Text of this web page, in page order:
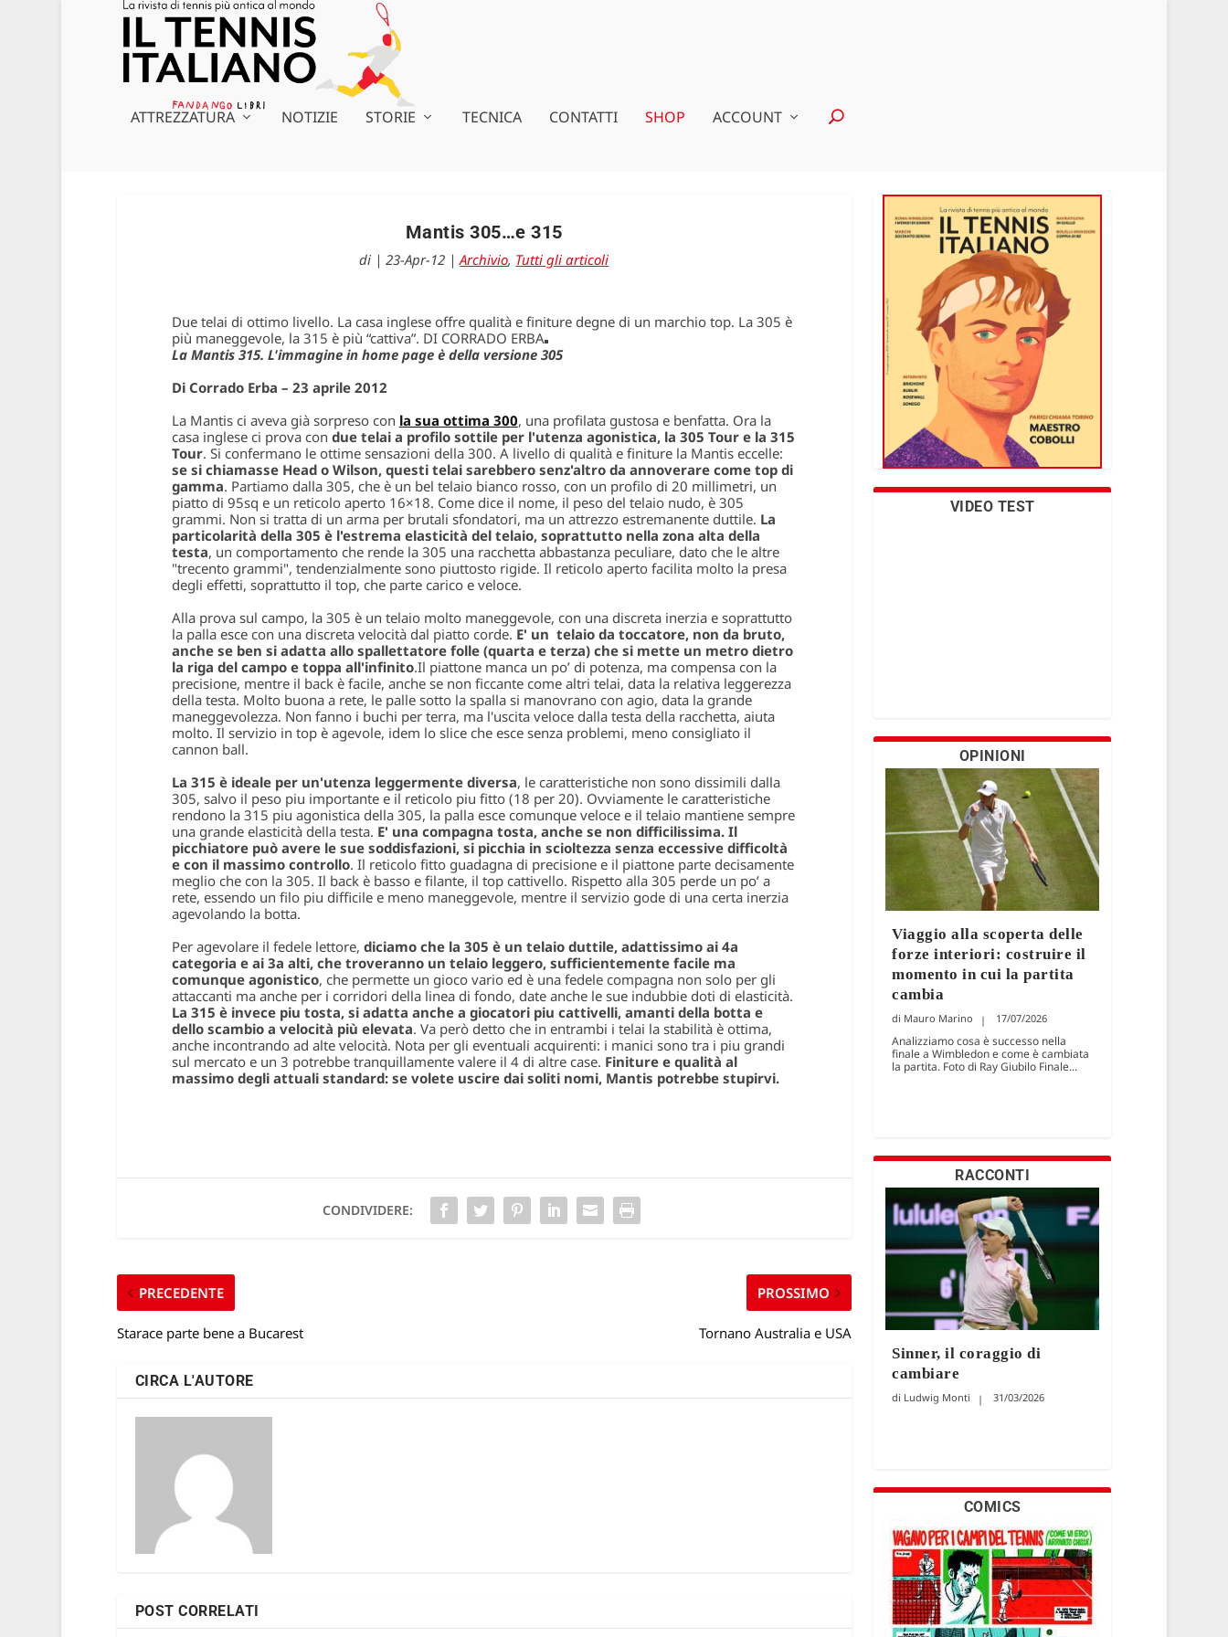
ATTREZZATURA NOTIZIE STORIE TECNICA CONTATTI SHOP ACCOUNT
Mantis 305…e 315
di |23-Apr-12 |Archivio, Tutti gli articoli
Due telai di ottimo livello. La casa inglese offre qualità e finiture degne di un marchio top. La 305 è
più maneggevole, la 315 è più “cattiva”. DI CORRADO ERBA
La Mantis 315. L'immagine in home page è della versione 305
Di Corrado Erba – 23 aprile 2012
La Mantis ci aveva già sorpreso con la sua ottima 300, una profilata gustosa e benfatta. Ora la
casa inglese ci prova con due telai a profilo sottile per l'utenza agonistica, la 305 Tour e la 315
Tour. Si confermano le ottime sensazioni della 300. A livello di qualità e finiture la Mantis eccelle:
se si chiamasse Head o Wilson, questi telai sarebbero senz'altro da annoverare come top di
gamma. Partiamo dalla 305, che è un bel telaio bianco rosso, con un profilo di 20 millimetri, un
piatto di 95sq e un reticolo aperto 16×18. Come dice il nome, il peso del telaio nudo, è 305
grammi. Non si tratta di un arma per brutali sfondatori, ma un attrezzo estremanente duttile. La
particolarità della 305 è l'estrema elasticità del telaio, soprattutto nella zona alta della
testa, un comportamento che rende la 305 una racchetta abbastanza peculiare, dato che le altre
"trecento grammi", tendenzialmente sono piuttosto rigide. Il reticolo aperto facilita molto la presa
degli effetti, soprattutto il top, che parte carico e veloce.
Alla prova sul campo, la 305 è un telaio molto maneggevole, con una discreta inerzia e soprattutto
la palla esce con una discreta velocità dal piatto corde. E' un telaio da toccatore, non da bruto,
anche se ben si adatta allo spallettatore folle (quarta e terza) che si mette un metro dietro
la riga del campo e toppa all'infinito.Il piattone manca un po’ di potenza, ma compensa con la
precisione, mentre il back è facile, anche se non ficcante come altri telai, data la relativa leggerezza
della testa. Molto buona a rete, le palle sotto la spalla si manovrano con agio, data la grande
maneggevolezza. Non fanno i buchi per terra, ma l'uscita veloce dalla testa della racchetta, aiuta
molto. Il servizio in top è agevole, idem lo slice che esce senza problemi, meno consigliato il
cannon ball.
La 315 è ideale per un'utenza leggermente diversa, le caratteristiche non sono dissimili dalla
305, salvo il peso piu importante e il reticolo piu fitto (18 per 20). Ovviamente le caratteristiche
rendono la 315 piu agonistica della 305, la palla esce comunque veloce e il telaio mantiene sempre
una grande elasticità della testa. E' una compagna tosta, anche se non difficilissima. Il
picchiatore può avere le sue soddisfazioni, si picchia in scioltezza senza eccessive difficoltà
e con il massimo controllo. Il reticolo fitto guadagna di precisione e il piattone parte decisamente
meglio che con la 305. Il back è basso e filante, il top cattivello. Rispetto alla 305 perde un po’ a
rete, essendo un filo piu difficile e meno maneggevole, mentre il servizio gode di una certa inerzia
agevolando la botta.
Per agevolare il fedele lettore, diciamo che la 305 è un telaio duttile, adattissimo ai 4a
categoria e ai 3a alti, che troveranno un telaio leggero, sufficientemente facile ma
comunque agonistico, che permette un gioco vario ed è una fedele compagna non solo per gli
attaccanti ma anche per i corridori della linea di fondo, date anche le sue indubbie doti di elasticità.
La 315 è invece piu tosta, si adatta anche a giocatori piu cattivelli, amanti della botta e
dello scambio a velocità più elevata. Va però detto che in entrambi i telai la stabilità è ottima,
anche incontrando ad alte velocità. Nota per gli eventuali acquirenti: i manici sono tra i piu grandi
sul mercato e un 3 potrebbe tranquillamente valere il 4 di altre case. Finiture e qualità al
massimo degli attuali standard: se volete uscire dai soliti nomi, Mantis potrebbe stupirvi.
CONDIVIDERE:
PRECEDENTE
Starace parte bene a Bucarest
PROSSIMO
Tornano Australia e USA
CIRCA L'AUTORE
POST CORRELATI
VIDEO TEST
OPINIONI
Viaggio alla scoperta delle
forze interiori: costruire il
momento in cui la partita
cambia
Mauro Marino 17/07/2026
Analizziamo cosa è successo nella
finale a Wimbledon e come è cambiata
la partita. Foto di Ray Giubilo Finale...
RACCONTI
Sinner, il coraggio di
cambiare
Ludwig Monti 31/03/2026
COMICS